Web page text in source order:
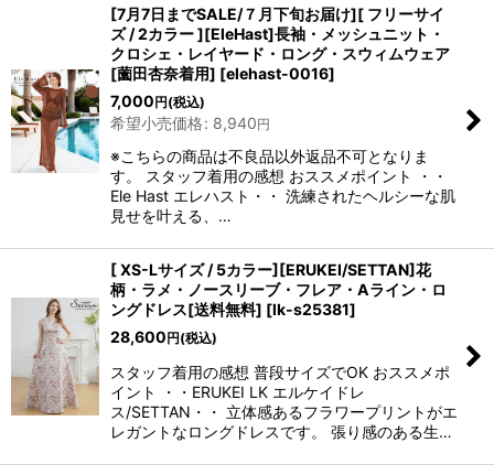
[7月7日までSALE/７月下旬お届け][ フリーサイ
ズ / 2カラー ][EleHast]長袖・メッシュニット・
クロシェ・レイヤード・ロング・スウィムウェア
[薗田杏奈着用] [elehast-0016]
7,000円(税込)
希望小売価格: 8,940円
※こちらの商品は不良品以外返品不可となりま
す。 スタッフ着用の感想 おススメポイント ・・
Ele Hast エレハスト・・ 洗練されたヘルシーな肌
見せを叶える、…
[ XS-Lサイズ / 5カラー][ERUKEI/SETTAN]花
柄・ラメ・ノースリーブ・フレア・Aライン・ロ
ングドレス[送料無料] [lk-s25381]
28,600円(税込)
スタッフ着用の感想 普段サイズでOK おススメポ
イント ・・ERUKEI LK エルケイドレ
ス/SETTAN・・ 立体感あるフラワープリントがエ
レガントなロングドレスです。 張り感のある生…
エット。 夏の視線を独り占めする「夏の主役ラップロングドレス」